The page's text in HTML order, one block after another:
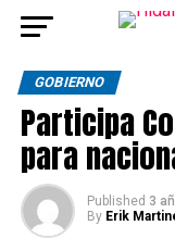
GOBIERNO
Participa
para
Published 3
By Erik